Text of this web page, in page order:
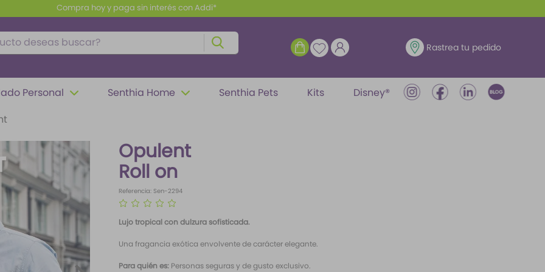
Compra hoy y paga sin interés con Addi*
deseas buscar? ENTRAR Rastrea tu pedido
Personal Senthia Home Senthia Pets Kits
Disney®
Opulent
Roll on
Referencia: Sen-2294
Lujo tropical con dulzura sofisticada.
Una fragancia exótica envolvente de carácter elegante.
Para quién es: Personas seguras y de gusto exclusivo.